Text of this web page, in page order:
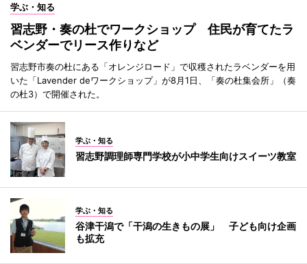
学ぶ・知る
習志野・奏の杜でワークショップ 住民が育てたラ
ベンダーでリース作りなど
習志野市奏の杜にある「オレンジロード」で収穫されたラベンダーを用
いた「Lavender deワークショップ」が8月1日、「奏の杜集会所」（奏
の杜3）で開催された。
学ぶ・知る
習志野調理師専門学校が小中学生向けスイーツ教室
学ぶ・知る
谷津干潟で「干潟の生きもの展」 子ども向け企画
も拡充